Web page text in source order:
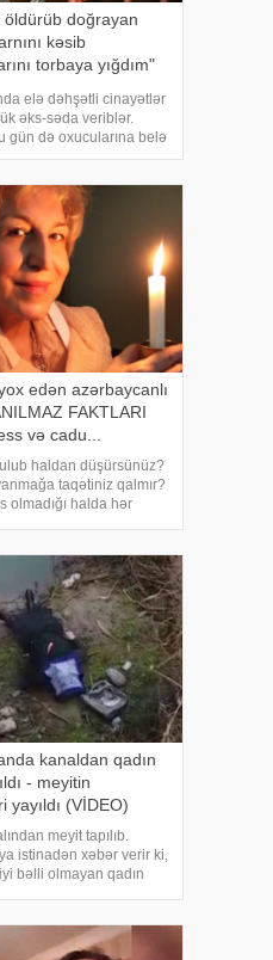
öldürüb doğrayan
kəsib
torbaya yığdım"
elə dəhşətli cinayətlər
əks-səda veriblər.
gün də oxucularına belə
növbəti yazını
Qeyd edək ki, bu il
edən azərbaycanlı
FAKTLARI
və cadu...
haldan düşürsünüz?
taqətiniz qalmır?
olmadığı halda hər
Əzələləriniz, çiyinləriniz
kanaldan qadın
- meyitin
yayıldı (VİDEO)
meyit tapılıb.
istinadən xəbər verir ki,
bəlli olmayan qadın
hüquq-mühafizə